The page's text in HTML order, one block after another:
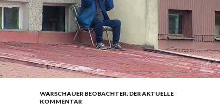
WARSCHAUER BEOBACHTER. DER AKTUELLE
KOMMENTAR